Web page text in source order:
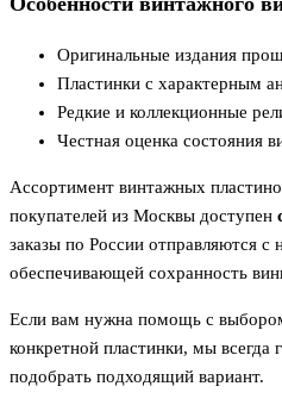
Оригинальные издания
Пластинки с характерным
Редкие и коллекционные
Честная оценка состояния
Ассортимент винтажных
покупателей из Москвы доступен
заказы по России отправляются с
обеспечивающей сохранность
Если вам нужна помощь с
конкретной пластинки, мы всегда
подобрать подходящий вариант.